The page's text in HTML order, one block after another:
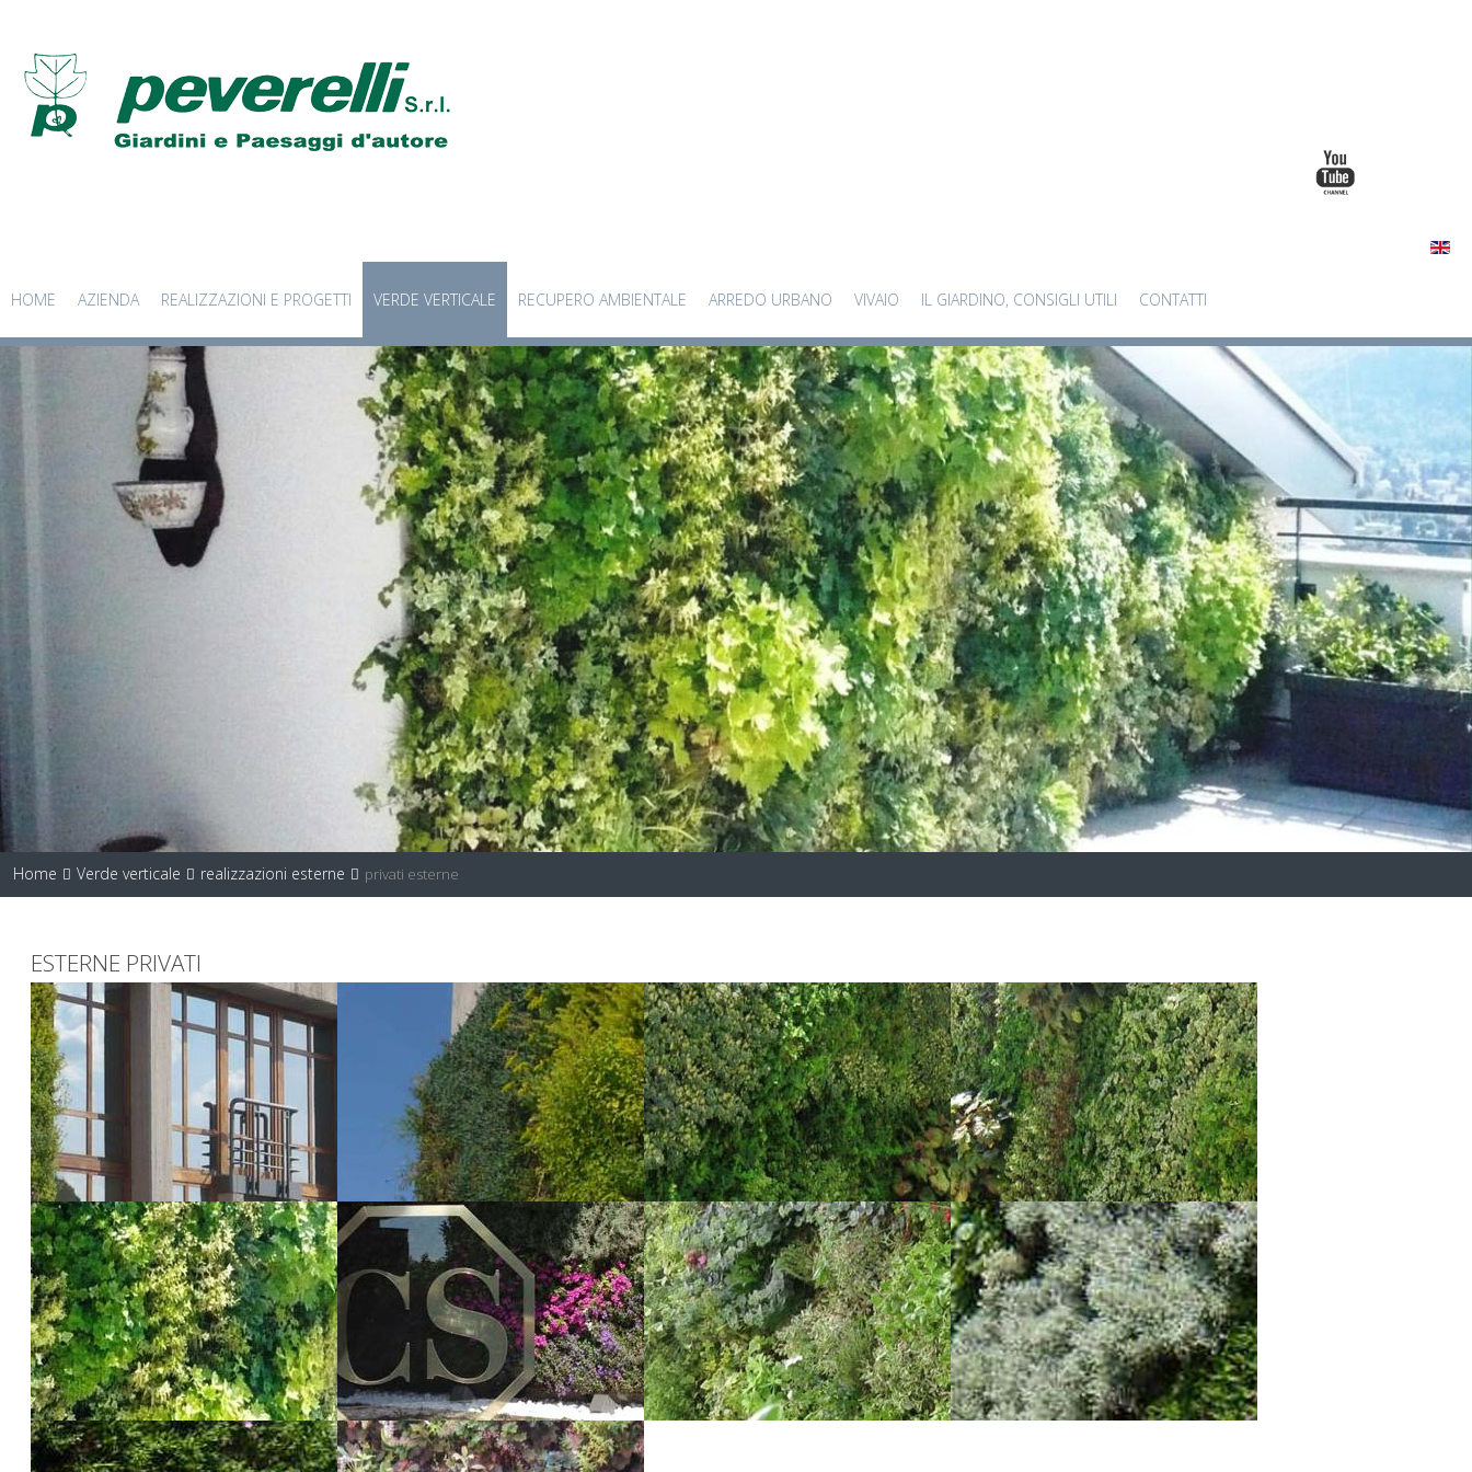
HOME AZIENDA REALIZZAZIONI E PROGETTI VERDE VERTICALE RECUPERO AMBIENTALE ARREDO URBANO VIVAIO IL GIARDINO, CONSIGLI UTILI CONTATTI
Home Verde verticale realizzazioni esterne privati esterne
ESTERNE PRIVATI